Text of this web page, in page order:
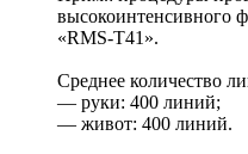
высокоинтенсивного
«RMS-T41».
Среднее количество
— руки: 400 линий;
— живот: 400 линий.